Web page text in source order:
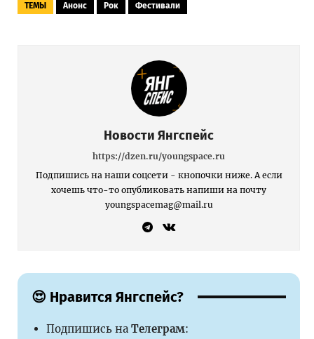
ТЕМЫ Анонс Рок Фестивали
Новости Янгспейс
https://dzen.ru/youngspace.ru
Подпишись на наши соцсети - кнопочки ниже. А если
хочешь что-то опубликовать напиши на почту
youngspacemag@mail.ru
😍 Нравится Янгспейс?
Подпишись на Телеграм: